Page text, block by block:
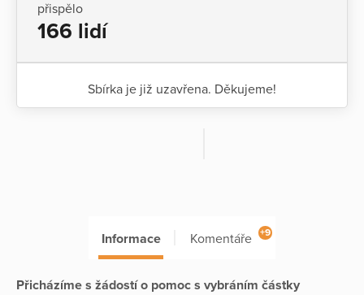
přispělo
166 lidí
Sbírka je již uzavřena. Děkujeme!
Informace Komentáře +9
Přicházíme s žádostí o pomoc s vybráním částky